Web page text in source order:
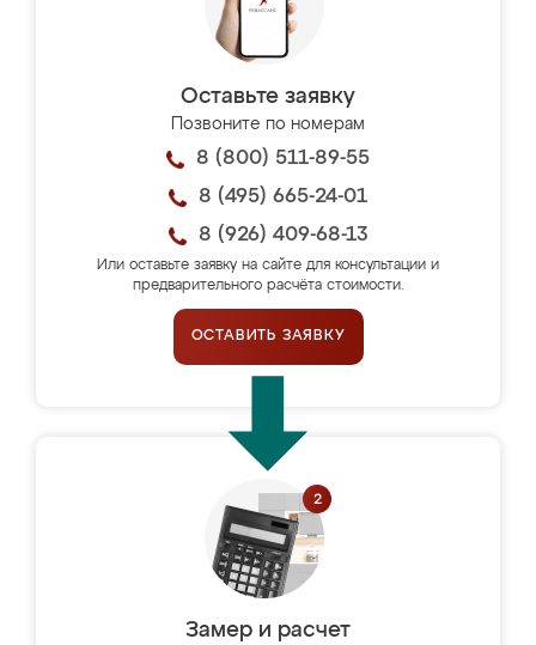
Оставьте заявку
Позвоните по номерам
8 (800) 511-89-55
8 (495) 665-24-01
8 (926) 409-68-13
Или оставьте заявку на сайте для консультации и
предварительного расчёта стоимости.
ОСТАВИТЬ ЗАЯВКУ
Замер и расчет